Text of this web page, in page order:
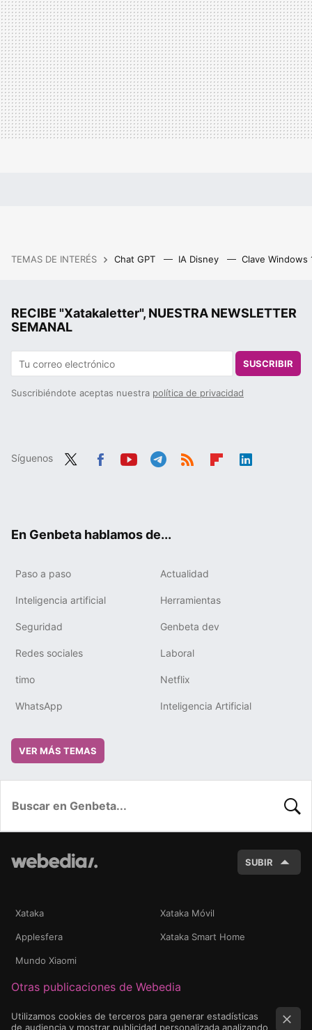
TEMAS DE INTERÉS Chat GPT IA Disney Clave Windows
RECIBE "Xatakaletter", NUESTRA NEWSLETTER
SEMANAL
SUSCRIBIR
Suscribiéndote aceptas nuestra política de privacidad
Síguenos
En Genbeta hablamos de...
Paso a paso Actualidad
Inteligencia artificial Herramientas
Seguridad Genbeta dev
Redes sociales Laboral
timo Netflix
WhatsApp Inteligencia Artificial
VER MÁS TEMAS
SUBIR
Xataka Xataka Móvil
Applesfera Xataka Smart Home
Mundo Xiaomi
Otras publicaciones de Webedia
Utilizamos cookies de terceros para generar estadísticas
de audiencia y mostrar publicidad personalizada analizando